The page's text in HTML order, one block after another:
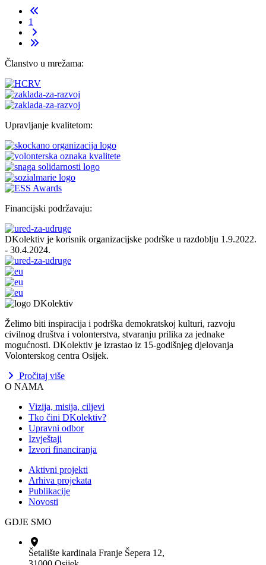
1
Članstvo u mrežama:
Upravljanje kvalitetom:
Financijski podržavaju:
DKolektiv je korisnik organizacijske podrške u razdoblju 1.9.2022.
- 30.4.2024.
Želimo biti inspiracija i podrška demokratskoj kulturi, razvoju
civilnog društva i volonterstva, stvaranju prilika za jednake
mogućnosti. DKolektiv je izrastao iz 15-godišnjeg djelovanja
Volonterskog centra Osijek.
Pročitaj više
O NAMA
Vizija, misija, ciljevi
Tko čini DKolektiv?
Upravni odbor
Izvještaji
Izvori financiranja
Aktivni projekti
Arhiva projekata
Publikacije
Novosti
GDJE SMO
Šetalište kardinala Franje Šepera 12,